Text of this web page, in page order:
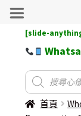
[slide-
首頁